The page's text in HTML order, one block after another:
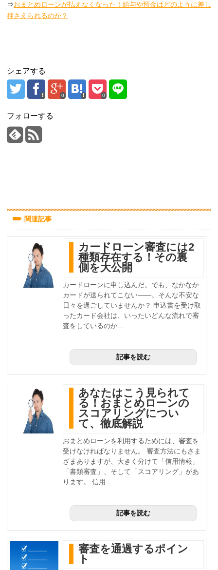
⇒おまとめローンが払えなくなった！給与や預金はどのように差し
押さえられるのか？
シェアする
0 0
フォローする
関連記事
カードローン審査には2
種類存在する！その裏
側を大公開
カードローンに申し込んだ。でも、なかなか
カードが送られてこない――。そんな不安な
日々を過ごしていませんか？ 申込書を受け取
ったカード会社は、いったいどんな流れで審
査をしているのか...
記事を読む
あなたはこう見られて
る！おまとめローンの
スコアリングについ
て、徹底解説
おまとめローンを利用するためには、審査を
受けなければなりません。 審査方法にもさま
ざまありますが、大きく分けて「信用情報」
「書類審査」、そして「スコアリング」があ
ります。 信用...
記事を読む
審査を通過するポイン
ト